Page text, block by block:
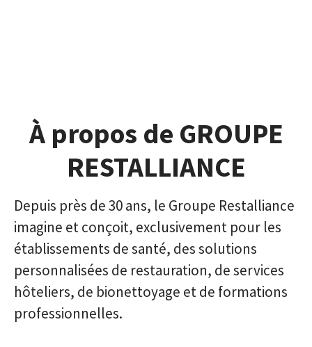
À propos de GROUPE
RESTALLIANCE
Depuis près de 30 ans, le Groupe Restalliance
imagine et conçoit, exclusivement pour les
établissements de santé, des solutions
personnalisées de restauration, de services
hôteliers, de bionettoyage et de formations
professionnelles.